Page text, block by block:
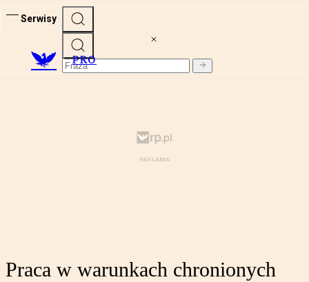
Serwisy
PRO
Praca w warunkach chronionych